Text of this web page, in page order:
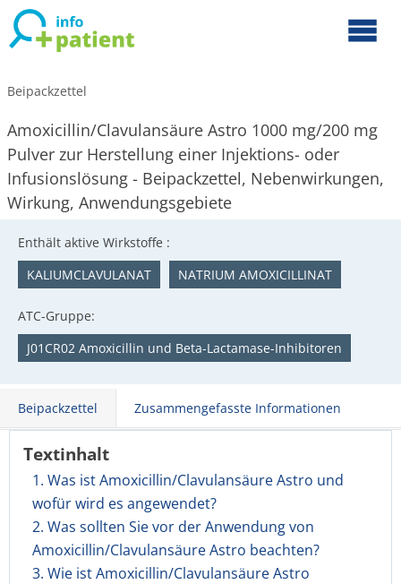
Beipackzettel
Amoxicillin/Clavulansäure Astro 1000 mg/200 mg
Pulver zur Herstellung einer Injektions- oder
Infusionslösung - Beipackzettel, Nebenwirkungen,
Wirkung, Anwendungsgebiete
Enthält aktive Wirkstoffe :
KALIUMCLAVULANAT
NATRIUM AMOXICILLINAT
ATC-Gruppe:
J01CR02 Amoxicillin und Beta-Lactamase-Inhibitoren
Beipackzettel Zusammengefasste Informationen
Textinhalt
1. Was ist Amoxicillin/Clavulansäure Astro und
wofür wird es angewendet?
2. Was sollten Sie vor der Anwendung von
Amoxicillin/Clavulansäure Astro beachten?
3. Wie ist Amoxicillin/Clavulansäure Astro